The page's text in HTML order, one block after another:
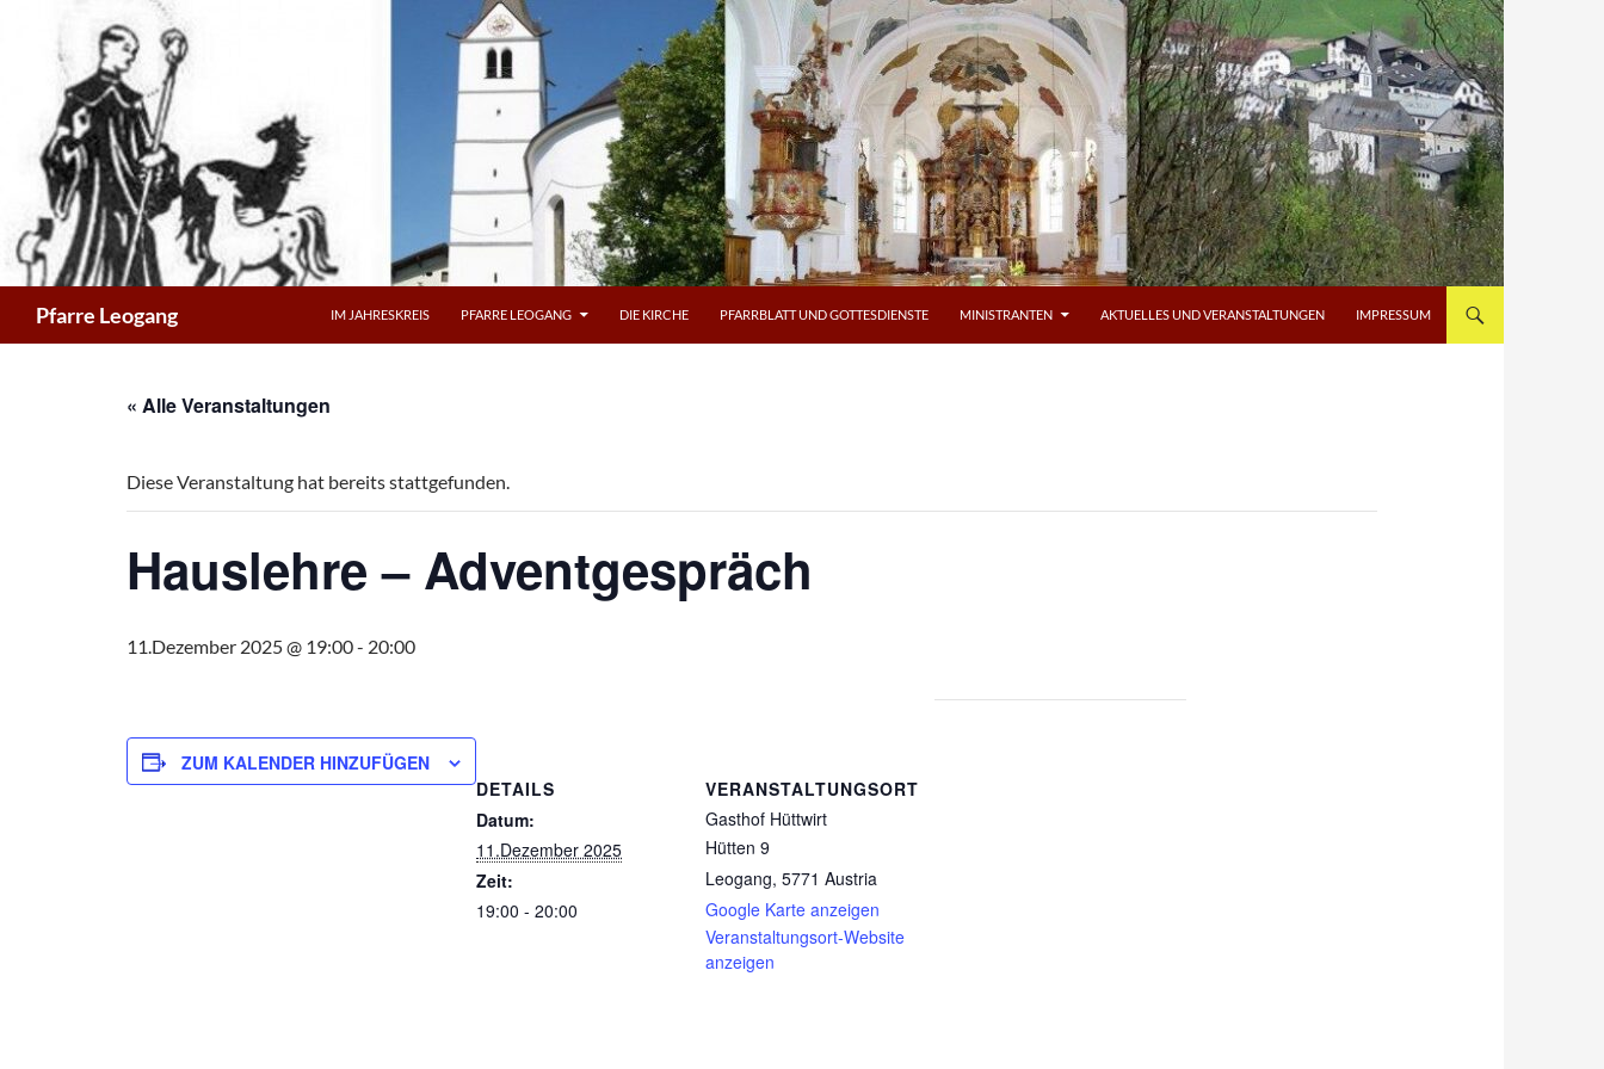
springen
Pfarre Leogang IM JAHRESKREIS PFARRE LEOGANG DIE KIRCHE PFARRBLATT UND GOTTESDIENSTE MINISTRANTEN AKTUELLES UND VERANSTALTUNGEN IMPRESSUM
« Alle Veranstaltungen
Diese Veranstaltung hat bereits stattgefunden.
Hauslehre – Adventgespräch
11.Dezember 2025 @ 19:00- 20:00
ZUM KALENDER HINZUFÜGEN
DETAILS
Datum:
11.Dezember 2025
Zeit:
19:00 - 20:00
VERANSTALTUNGSORT
Gasthof Hüttwirt
Hütten 9
Leogang, 5771 Austria
Google Karte anzeigen
Veranstaltungsort-Website
anzeigen